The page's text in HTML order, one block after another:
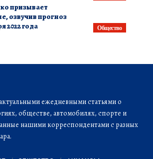
Общество
призывает
озвучив прогноз
2022 года
ежедневными статьями о
обществе, автомобилях, спорте и
нашими корреспондентами с разных